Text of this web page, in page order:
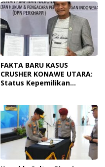
FAKTA BARU KASUS
CRUSHER KONAWE UTARA:
Status Kepemilikan
Tersangka Dr. Ruksamin
Dinilai Prematur